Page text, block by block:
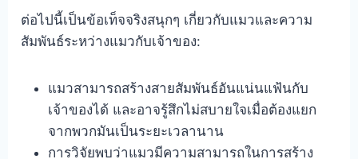
ต่อไปนี้เป็นข้อเท็จจริงสนุกๆ เกี่ยวกับแมวและความ
สัมพันธ์ระหว่างแมวกับเจ้าของ:
แมวสามารถสร้างสายสัมพันธ์อันแน่นแฟ้นกับ
เจ้าของได้ และอาจรู้สึกไม่สบายใจเมื่อต้องแยก
จากพวกมันเป็นระยะเวลานาน
การวิจัยพบว่าแมวมีความสามารถในการสร้าง